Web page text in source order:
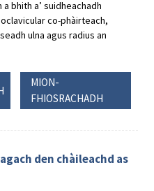
bhith a’ suidheachadh
co-phàirteach,
ulna agus radius an
MION-
FHIOSRACHADH
den chàileachd as